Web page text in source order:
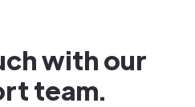
with our
team.